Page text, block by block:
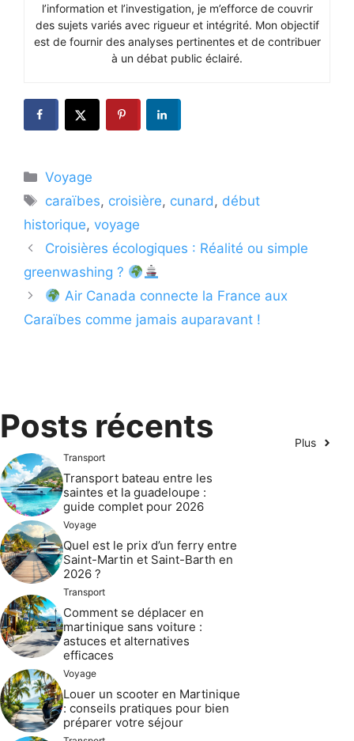
l’information et l’investigation, je m’efforce de couvrir
des sujets variés avec rigueur et intégrité. Mon objectif
est de fournir des analyses pertinentes et de contribuer
à un débat public éclairé.
Catégories
Voyage
Étiquettes
caraïbes, croisière, cunard, début
historique, voyage
Croisières écologiques : Réalité ou simple
greenwashing ?
Air Canada connecte la France aux
Caraïbes comme jamais auparavant !
Posts récents Plus
Transport
Transport bateau entre les
saintes et la guadeloupe :
guide complet pour 2026
Voyage
Quel est le prix d’un ferry entre
Saint-Martin et Saint-Barth en
2026 ?
Transport
Comment se déplacer en
martinique sans voiture :
astuces et alternatives
efficaces
Voyage
Louer un scooter en Martinique
: conseils pratiques pour bien
préparer votre séjour